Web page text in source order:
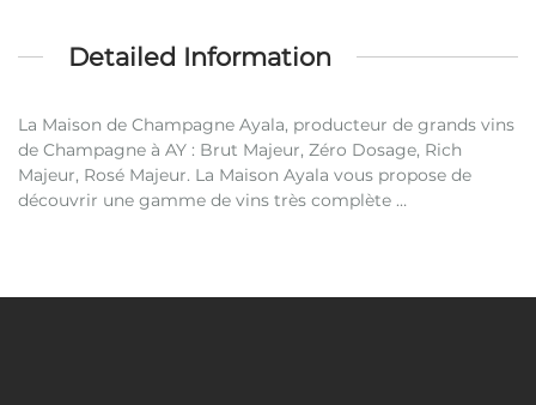
Detailed Information
La Maison de Champagne Ayala, producteur de grands vins
de Champagne à AY : Brut Majeur, Zéro Dosage, Rich
Majeur, Rosé Majeur. La Maison Ayala vous propose de
découvrir une gamme de vins très complète …